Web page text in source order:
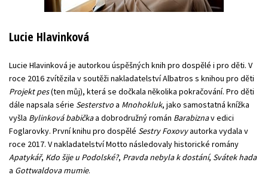
Lucie Hlavinková
Lucie Hlavinková je autorkou úspěšných knih pro dospělé i pro děti. V
roce 2016 zvítězila v soutěži nakladatelství Albatros s knihou pro děti
Projekt pes(ten můj), která se dočkala několika pokračování. Pro děti
dále napsala série Sesterstvoa Mnohokluk, jako samostatná knížka
vyšla Bylinková babičkaa dobrodružný román Barabiznav edici
Foglarovky. První knihu pro dospělé Sestry Foxovyautorka vydala v
roce 2017. V nakladatelství Motto následovaly historické romány
Apatykář, Kdo šije u Podolské?, Pravda nebyla k dostání, Svátek hada
a Gottwaldova mumie.